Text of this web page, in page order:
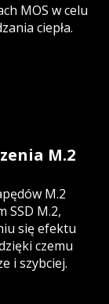
MOS w celu
ciepła.
M.2
M.2
SSD M.2,
się efektu
czemu
i szybciej.